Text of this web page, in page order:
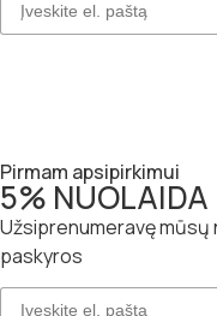
Pirmam apsipirkimui
5% NUOLAIDA
Užsiprenumeravę mūsų
paskyros